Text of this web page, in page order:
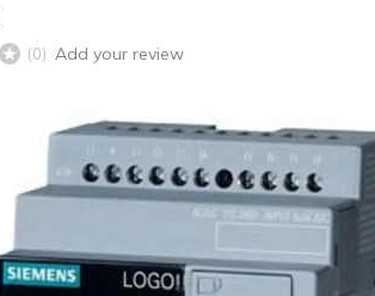
(0) Add your review